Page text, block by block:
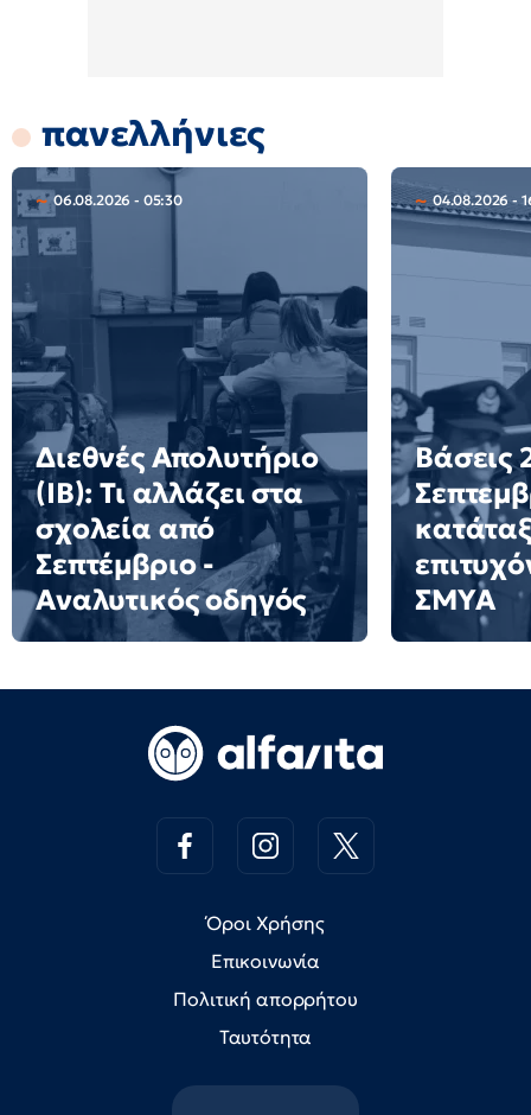
πανελλήνιες
06.08.2026 - 05:30
Διεθνές Απολυτήριο
(IB): Τι αλλάζει στα
σχολεία από
Σεπτέμβριο -
Αναλυτικός οδηγός
04.08.2026 -
Βάσεις
ΣΜΥΑ
Όροι Χρήσης
Επικοινωνία
Πολιτική απορρήτου
Ταυτότητα